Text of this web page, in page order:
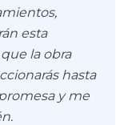
esta
la obra
hasta
y me